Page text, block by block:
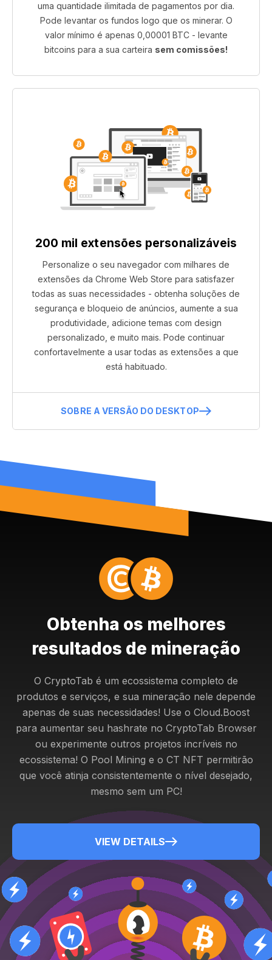
uma quantidade ilimitada de pagamentos por dia.
Pode levantar os fundos logo que os minerar. O
valor mínimo é apenas 0,00001 BTC - levante
bitcoins para a sua carteira sem comissões!
200 mil extensões personalizáveis
Personalize o seu navegador com milhares de
extensões da Chrome Web Store para satisfazer
todas as suas necessidades - obtenha soluções de
segurança e bloqueio de anúncios, aumente a sua
produtividade, adicione temas com design
personalizado, e muito mais. Pode continuar
confortavelmente a usar todas as extensões a que
está habituado.
SOBRE A VERSÃO DO DESKTOP
Obtenha os melhores
resultados de mineração
O CryptoTab é um ecossistema completo de
produtos e serviços, e sua mineração nele depende
apenas de suas necessidades! Use o Cloud.Boost
para aumentar seu hashrate no CryptoTab Browser
ou experimente outros projetos incríveis no
ecossistema! O Pool Mining e o CT NFT permitirão
que você atinja consistentemente o nível desejado,
mesmo sem um PC!
VIEW DETAILS